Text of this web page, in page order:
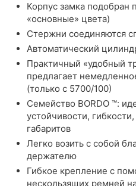
Корпус замка подобран
«основные» цвета)
Стержни соединяются
Автоматический
Практичный «удобный
предлагает
(только с 5700/100)
Семейство BORDO ™:
устойчивости,
габаритов
Легко возить с собой
держателю
Гибкое крепление с
нескользящих ремней